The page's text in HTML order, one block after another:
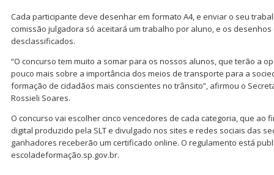
Cada participante deve desenhar em formato A4, e enviar o seu
comissão julgadora só aceitará um trabalho por aluno, e os
desclassificados.
“O concurso tem muito a somar para os nossos alunos, que terão a
pouco mais sobre a importância dos meios de transporte para a
formação de cidadãos mais conscientes no trânsito”, afirmou o
Rossieli Soares.
O concurso vai escolher cinco vencedores de cada categoria, que ao
digital produzido pela SLT e divulgado nos sites e redes sociais das
ganhadores receberão um certificado online. O regulamento está
escoladeformação.sp.gov.br.